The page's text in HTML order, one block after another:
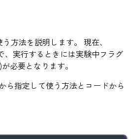
方法を説明します。 現在、
、実行するときには実験中フラグ
)が必要となります。
ら指定して使う方法とコードから